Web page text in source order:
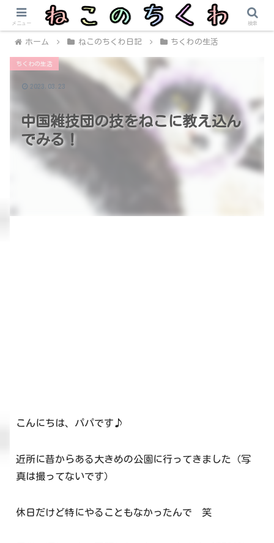
ホーム ねこのちくわ日記 ちくわの生活
中国雑技団の技をねこに教え込ん
でみる！
ちくわの生活
2023.03.23
こんにちは、パパです♪
近所に昔からある大きめの公園に行ってきました（写
真は撮ってないです）
休日だけど特にやることもなかったんで 笑
メニュー 検索